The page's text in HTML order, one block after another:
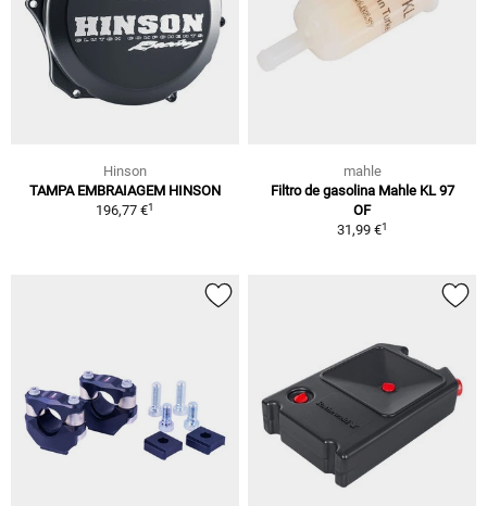
Hinson
TAMPA EMBRAIAGEM HINSON
196,77 €1
mahle
Filtro de gasolina Mahle KL 97
OF
31,99 €1